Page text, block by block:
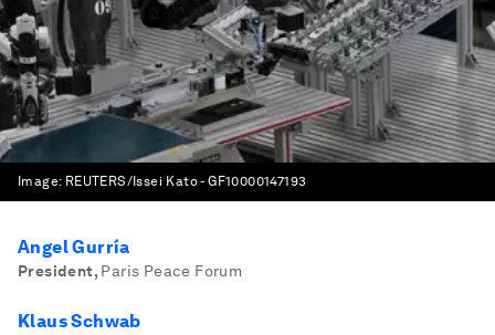
Image: REUTERS/Issei Kato - GF10000147193
Angel Gurría
President, Paris Peace Forum
Klaus Schwab